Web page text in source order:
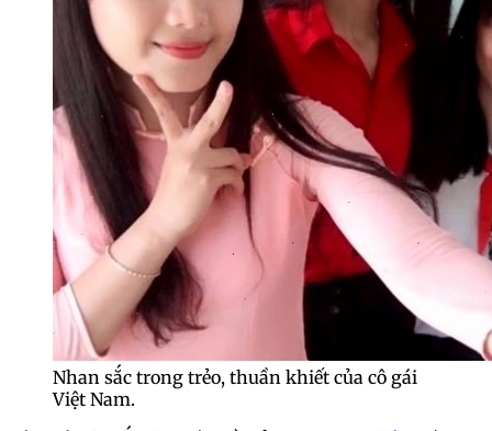
Nhan sắc trong trẻo, thuần khiết của cô gái
Việt Nam.